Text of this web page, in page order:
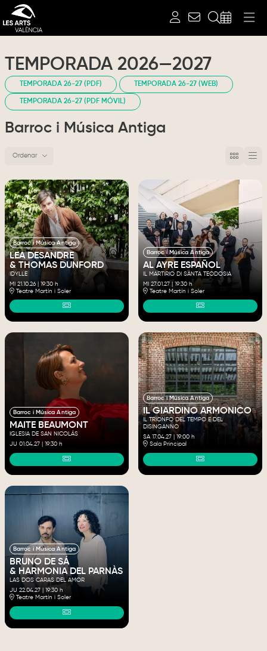
TEMPORADA 2026—2027
TEMPORADA 26-27 (PDF) TEMPORADA 26-27 (WEB)
TEMPORADA 26-27 (PDF MÓVIL)
Barroc i Música Antiga
Ordenar
Barroc i Música Antiga
LEA DESANDRE
& THOMAS DUNFORD
IDYLLE
MI 21.10.26| 19:30 h
Teatre Martín i Soler
Barroc i Música Antiga
AL AYRE ESPAÑOL
IL MARTIRIO DI SANTA TEODOSIA
MI 27.01.27| 19:30 h
Teatre Martín i Soler
Barroc i Música Antiga
MAITE BEAUMONT
IGLESIA DE SAN NICOLÁS
JU 01.04.27| 19:30 h
Barroc i Música Antiga
IL GIARDINO ARMONICO
IL TRIONFO DEL TEMPO E DEL
DISINGANNO
SA 17.04.27| 19:00 h
Sala Principal
Barroc i Música Antiga
BRUNO DE SÁ
& HARMONIA DEL PARNÀS
LAS DOS CARAS DEL AMOR
JU 22.04.27| 19:30 h
Teatre Martín i Soler